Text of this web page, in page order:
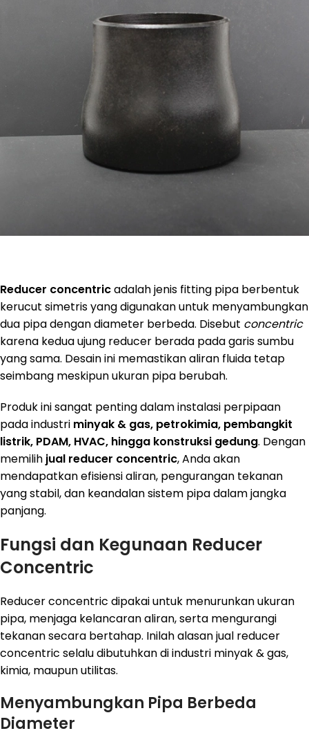
Reducer concentricadalah jenis fitting pipa berbentuk
kerucut simetris yang digunakan untuk menyambungkan
dua pipa dengan diameter berbeda. Disebut concentric
karena kedua ujung reducer berada pada garis sumbu
yang sama. Desain ini memastikan aliran fluida tetap
seimbang meskipun ukuran pipa berubah.
Produk ini sangat penting dalam instalasi perpipaan
pada industri minyak & gas, petrokimia, pembangkit
listrik, PDAM, HVAC, hingga konstruksi gedung. Dengan
memilih jual reducer concentric, Anda akan
mendapatkan efisiensi aliran, pengurangan tekanan
yang stabil, dan keandalan sistem pipa dalam jangka
panjang.
Fungsi dan Kegunaan Reducer
Concentric
Reducer concentric dipakai untuk menurunkan ukuran
pipa, menjaga kelancaran aliran, serta mengurangi
tekanan secara bertahap. Inilah alasan jual reducer
concentric selalu dibutuhkan di industri minyak & gas,
kimia, maupun utilitas.
Menyambungkan Pipa Berbeda
Diameter